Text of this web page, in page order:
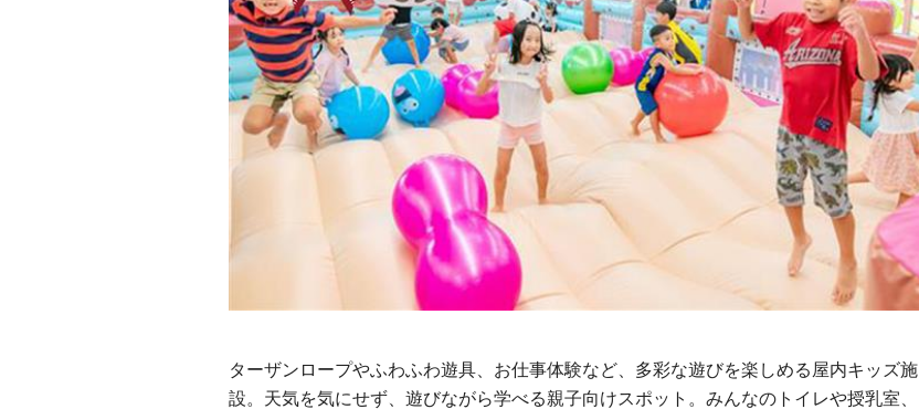
ターザンロープやふわふわ遊具、お仕事体験など、多彩な遊びを楽しめる屋内キッズ施
設。天気を気にせず、遊びながら学べる親子向けスポット。みんなのトイレや授乳室、